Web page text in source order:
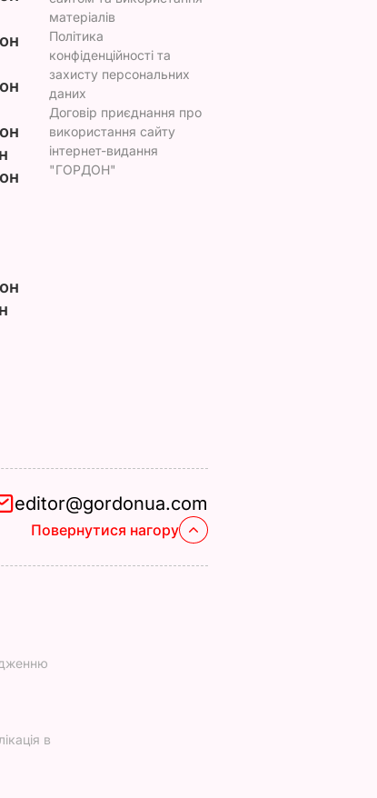
матеріалів
Політика
конфіденційності та
захисту персональних
даних
Договір приєднання про
використання сайту
інтернет-видання
"ГОРДОН"
editor@gordonua.com
Повернутися нагору
в